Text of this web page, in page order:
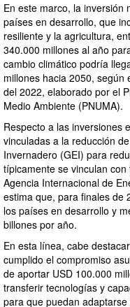
En este marco, la inversión
países en desarrollo, que
resiliente y la agricultura,
340.000 millones al año
cambio climático podría
millones hacia 2050,
del 2022, elaborado por el
Medio Ambiente (PNUMA).
Respecto a las inversiones
vinculadas a la reducción
Invernadero (GEI) para
típicamente se vinculan
Agencia Internacional de
estima que, para finales de
los países en desarrollo y
billones por año.
En esta línea, cabe
cumplido el compromiso
de aportar USD 100.000
transferir tecnologías y
para que puedan